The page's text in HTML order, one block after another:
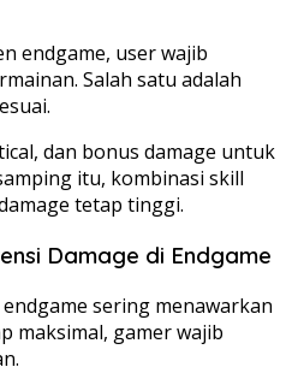
endgame, user wajib
Salah satu adalah
dan bonus damage untuk
itu, kombinasi skill
tetap tinggi.
Damage di Endgame
sering menawarkan
maksimal, gamer wajib